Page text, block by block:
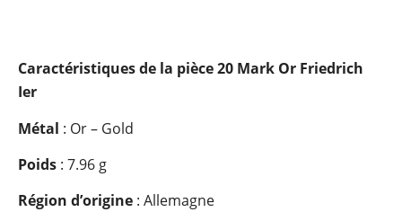
Caractéristiques de la pièce 20 Mark Or Friedrich
Ier
Métal : Or – Gold
Poids : 7.96 g
Région d’origine : Allemagne